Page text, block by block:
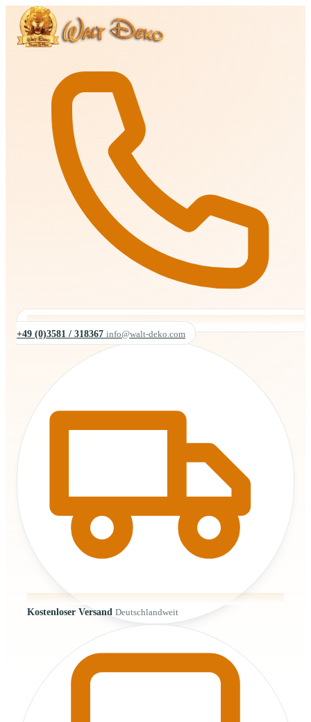
+49 (0)3581 / 318367 info@walt-deko.com
Kostenloser Versand Deutschlandweit